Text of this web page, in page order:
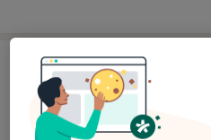
Adresa
Ordinace
Nerudova 3/2397,